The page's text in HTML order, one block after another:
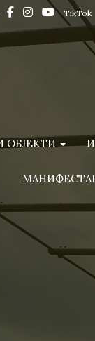
TikTok
ОБЈЕКТИ